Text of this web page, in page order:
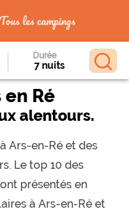
Tous les campings
Durée
en Ré
alentours.
Ars-en-Ré et des
Le top 10 des
présentés en
à Ars-en-Ré et